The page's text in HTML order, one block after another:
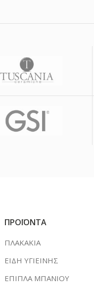
ΠΡΟΪΟΝΤΑ
ΠΛΑΚΑΚΙΑ
ΕΙΔΗ ΥΓΙΕΙΝΗΣ
ΕΠΙΠΛΑ ΜΠΑΝΙΟΥ